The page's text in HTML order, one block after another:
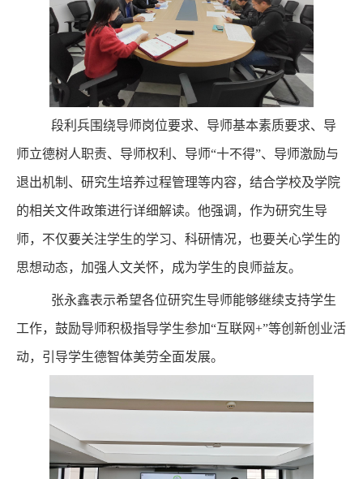
段利兵围绕导师岗位要求、导师基本素质要求、导
师立德树人职责、导师权利、导师“十不得”、导师激励与
退出机制、研究生培养过程管理等内容，结合学校及学院
的相关文件政策进行详细解读。他强调，作为研究生导
师，不仅要关注学生的学习、科研情况，也要关心学生的
思想动态，加强人文关怀，成为学生的良师益友。
张永鑫表示希望各位研究生导师能够继续支持学生
工作，鼓励导师积极指导学生参加“互联网+”等创新创业活
动，引导学生德智体美劳全面发展。